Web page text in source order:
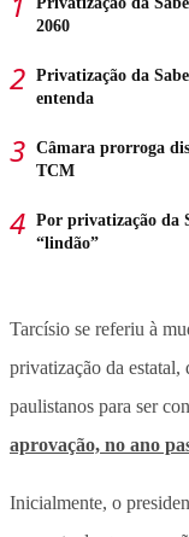
2060
Privatização da
entenda
Câmara prorroga
TCM
Por privatização da
“lindão”
Tarcísio se referiu à
privatização da estatal,
paulistanos para ser
aprovação, no ano
Inicialmente, o